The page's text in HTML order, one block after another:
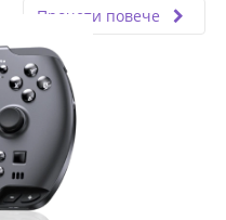
Прочети повече